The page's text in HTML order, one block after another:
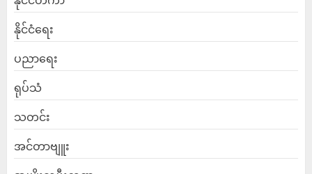
နိုင်ငံရေး
ပညာရေး
ရုပ်သံ
သတင်း
အင်တာဗျူး